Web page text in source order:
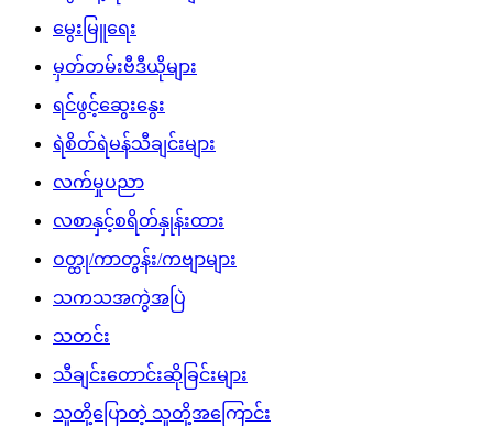
မွေးမြူရေး
မှတ်တမ်းဗီဒီယိုများ
ရင်ဖွင့်ဆွေးနွေး
ရဲစိတ်ရဲမန်သီချင်းများ
လက်မှုပညာ
လစာနှင့်စရိတ်နှုန်းထား
ဝတ္ထု/ကာတွန်း/ကဗျာများ
သကသအကွဲအပြဲ
သတင်း
သီချင်းတောင်းဆိုခြင်းများ
သူတို့ပြောတဲ့ သူတို့အကြောင်း